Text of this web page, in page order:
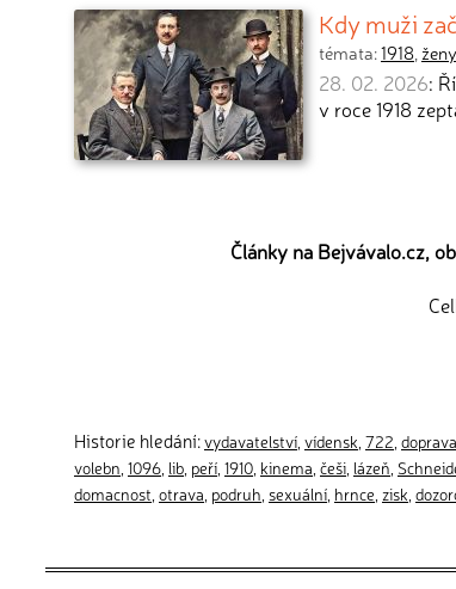
Kdy muži
témata:1918, ženy
28. 02. 2026:
v roce 1918
Články na Bejvávalo.cz,
Historie hledání:vydavatelství vídensk 722 doprava
volebn 1096 lib peří 1910 kinema češi lázeň
domacnost otrava podruh sexuální hrnce zisk